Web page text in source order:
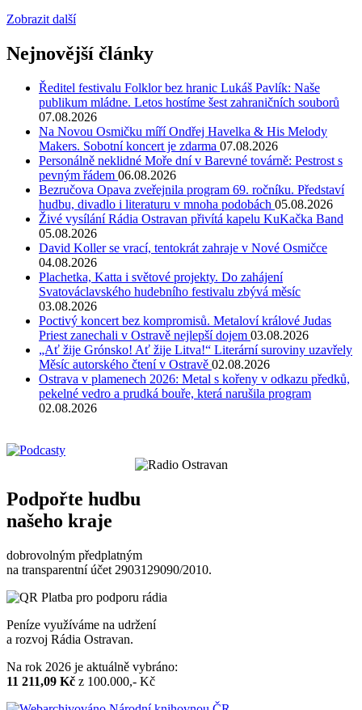
Zobrazit další
Nejnovější články
Ředitel festivalu Folklor bez hranic Lukáš Pavlík: Naše
publikum mládne. Letos hostíme šest zahraničních souborů
07.08.2026
Na Novou Osmičku míří Ondřej Havelka & His Melody
Makers. Sobotní koncert je zdarma 07.08.2026
Personálně neklidné Moře dní v Barevné továrně: Pestrost s
pevným řádem 06.08.2026
Bezručova Opava zveřejnila program 69. ročníku. Představí
hudbu, divadlo i literaturu v mnoha podobách 05.08.2026
Živé vysílání Rádia Ostravan přivítá kapelu KuKačka Band
05.08.2026
David Koller se vrací, tentokrát zahraje v Nové Osmičce
04.08.2026
Plachetka, Katta i světové projekty. Do zahájení
Svatováclavského hudebního festivalu zbývá měsíc
03.08.2026
Poctivý koncert bez kompromisů. Metaloví králové Judas
Priest zanechali v Ostravě nejlepší dojem 03.08.2026
„Ať žije Grónsko! Ať žije Litva!“ Literární suroviny uzavřely
Měsíc autorského čtení v Ostravě 02.08.2026
Ostrava v plamenech 2026: Metal s kořeny v odkazu předků,
pekelné vedro a prudká bouře, která narušila program
02.08.2026
Podpořte hudbu
našeho kraje
dobrovolným předplatným
na transparentní účet 2903129090/2010.
Peníze využíváme na udržení
a rozvoj Rádia Ostravan.
Na rok 2026 je aktuálně vybráno:
11 211,09 Kč z 100.000,- Kč